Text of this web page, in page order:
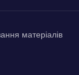
матеріалів